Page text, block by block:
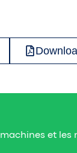
et les